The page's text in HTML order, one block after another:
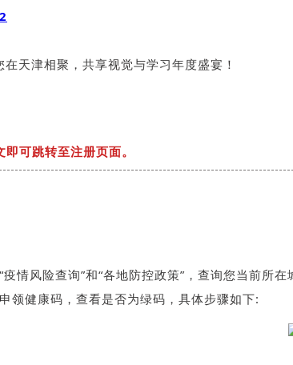
天津相聚，共享视觉与学习年度盛宴！
可跳转至注册页面。
情风险查询”和“各地防控政策”，查询您当前所在
领健康码，查看是否为绿码，具体步骤如下: